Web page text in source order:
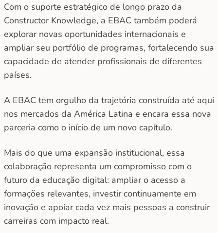
Com o suporte estratégico de longo prazo da
Constructor Knowledge, a EBAC também poderá
explorar novas oportunidades internacionais e
ampliar seu portfólio de programas, fortalecendo sua
capacidade de atender profissionais de diferentes
países.
A EBAC tem orgulho da trajetória construída até aqui
nos mercados da América Latina e encara essa nova
parceria como o início de um novo capítulo.
Mais do que uma expansão institucional, essa
colaboração representa um compromisso com o
futuro da educação digital: ampliar o acesso a
formações relevantes, investir continuamente em
inovação e apoiar cada vez mais pessoas a construir
carreiras com impacto real.